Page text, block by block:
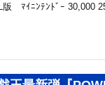
版 ﾏｲﾆﾝﾃﾝﾄﾞｰ 30,000